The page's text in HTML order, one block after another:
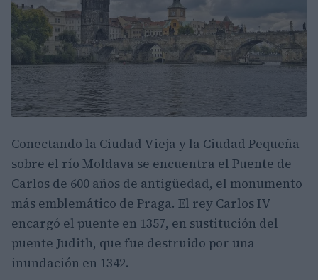
Conectando la Ciudad Vieja y la Ciudad Pequeña
sobre el río Moldava se encuentra el Puente de
Carlos de 600 años de antigüedad, el monumento
más emblemático de Praga. El rey Carlos IV
encargó el puente en 1357, en sustitución del
puente Judith, que fue destruido por una
inundación en 1342.